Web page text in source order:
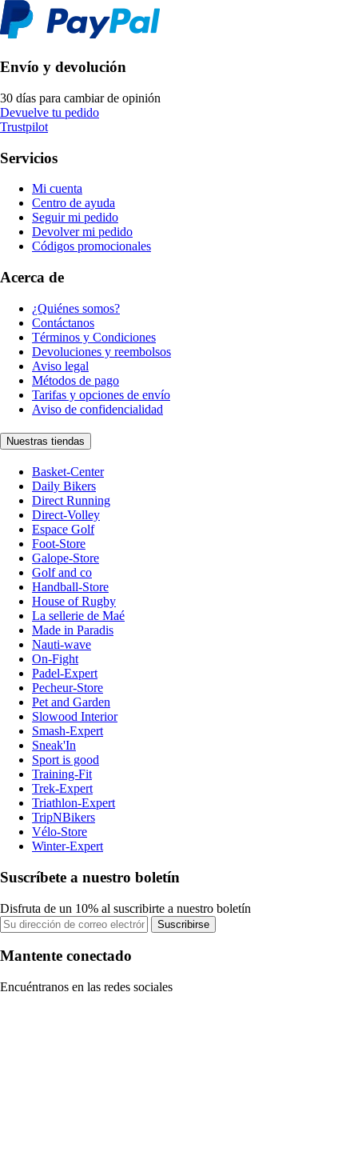
Envío y devolución
30 días para cambiar de opinión
Devuelve tu pedido
Trustpilot
Servicios
Mi cuenta
Centro de ayuda
Seguir mi pedido
Devolver mi pedido
Códigos promocionales
Acerca de
¿Quiénes somos?
Contáctanos
Términos y Condiciones
Devoluciones y reembolsos
Aviso legal
Métodos de pago
Tarifas y opciones de envío
Aviso de confidencialidad
Nuestras tiendas
Basket-Center
Daily Bikers
Direct Running
Direct-Volley
Espace Golf
Foot-Store
Galope-Store
Golf and co
Handball-Store
House of Rugby
La sellerie de Maé
Made in Paradis
Nauti-wave
On-Fight
Padel-Expert
Pecheur-Store
Pet and Garden
Slowood Interior
Smash-Expert
Sneak'In
Sport is good
Training-Fit
Trek-Expert
Triathlon-Expert
TripNBikers
Vélo-Store
Winter-Expert
Suscríbete a nuestro boletín
Disfruta de un 10% al suscribirte a nuestro boletín
Suscribirse
Mantente conectado
Encuéntranos en las redes sociales